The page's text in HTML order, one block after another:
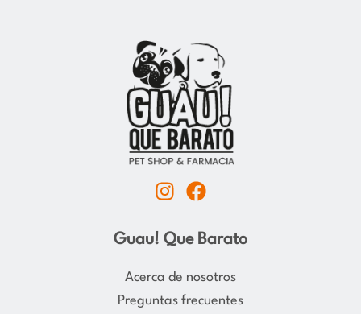
I
s
t
a
F
c
e
b
Guau! Que Barato
Acerca de nosotros
Preguntas frecuentes